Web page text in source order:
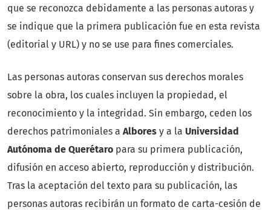
que se reconozca debidamente a las personas autoras y
se indique que la primera publicación fue en esta revista
(editorial y URL) y no se use para fines comerciales.
Las personas autoras conservan sus derechos morales
sobre la obra, los cuales incluyen la propiedad, el
reconocimiento y la integridad. Sin embargo, ceden los
derechos patrimoniales a Albores y a la Universidad
Autónoma de Querétaro para su primera publicación,
difusión en acceso abierto, reproducción y distribución.
Tras la aceptación del texto para su publicación, las
personas autoras recibirán un formato de carta-cesión de